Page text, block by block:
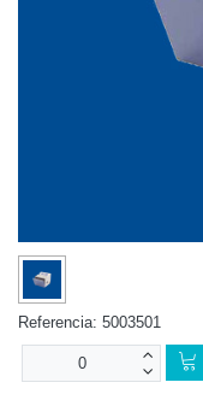
Referencia: 5003501